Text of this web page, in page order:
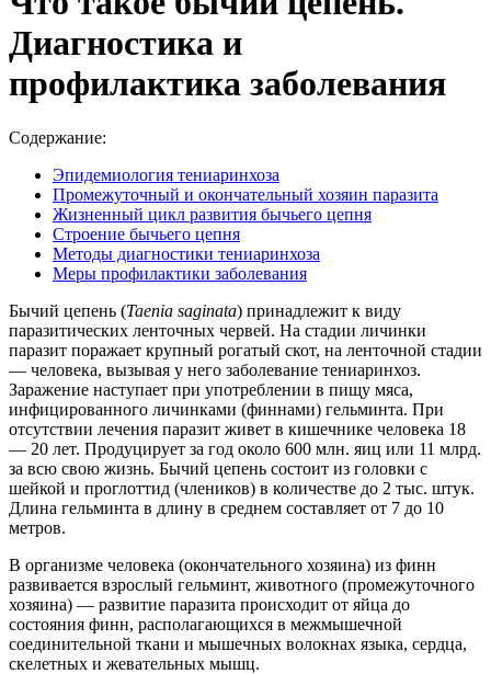
Диагностика и
профилактика заболевания
Содержание:
Эпидемиология тениаринхоза
Промежуточный и окончательный хозяин паразита
Жизненный цикл развития бычьего цепня
Строение бычьего цепня
Методы диагностики тениаринхоза
Меры профилактики заболевания
Бычий цепень (Taenia saginata) принадлежит к виду
паразитических ленточных червей. На стадии личинки
паразит поражает крупный рогатый скот, на ленточной стадии
— человека, вызывая у него заболевание тениаринхоз.
Заражение наступает при употреблении в пищу мяса,
инфицированного личинками (финнами) гельминта. При
отсутствии лечения паразит живет в кишечнике человека 18
— 20 лет. Продуцирует за год около 600 млн. яиц или 11 млрд.
за всю свою жизнь. Бычий цепень состоит из головки с
шейкой и проглоттид (члеников) в количестве до 2 тыс. штук.
Длина гельминта в длину в среднем составляет от 7 до 10
метров.
В организме человека (окончательного хозяина) из финн
развивается взрослый гельминт, животного (промежуточного
хозяина) — развитие паразита происходит от яйца до
состояния финн, располагающихся в межмышечной
соединительной ткани и мышечных волокнах языка, сердца,
скелетных и жевательных мышц.